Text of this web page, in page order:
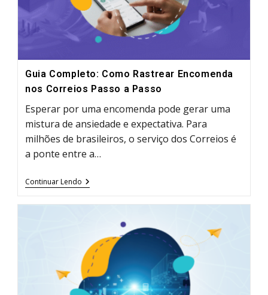
Guia Completo: Como Rastrear Encomenda
nos Correios Passo a Passo
Esperar por uma encomenda pode gerar uma
mistura de ansiedade e expectativa. Para
milhões de brasileiros, o serviço dos Correios é
a ponte entre a…
Continuar Lendo Guia
Completo:
Encomenda
Correios
Passo
A
Passo